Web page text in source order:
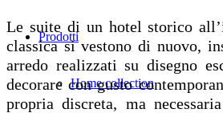
Prodotti
Home collection
Le suite di un hotel storico
classica si vestono di nuovo,
arredo realizzati su disegno
decorare con gusto
propria discreta, ma